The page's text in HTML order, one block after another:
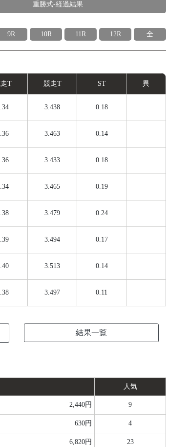
重勝式-経過結果
9R 10R 11R 12R 全
走T 競走T ST 異
3.438 0.18
3.463 0.14
3.433 0.18
3.465 0.19
3.479 0.24
3.494 0.17
3.513 0.14
3.497 0.11
結果一覧
人気
2,440円 9
630円 4
6,820円 23